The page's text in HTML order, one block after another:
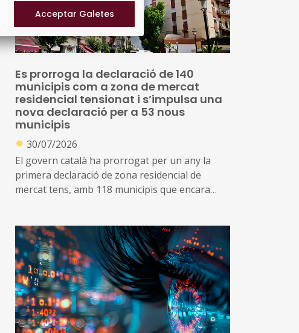
Es prorroga la declaració de 140
municipis com a zona de mercat
residencial tensionat i s’impulsa una
nova declaració per a 53 nous
municipis
● 30/07/2026
El govern català ha prorrogat per un any la
primera declaració de zona residencial de
mercat tens, amb 118 municipis que encara
A més, impulsa una nova declaració que inclou
altres 53 municipis que no es consideraven de
mercat tens, però que s’ha identificat que ara
compleixen les condicions per aplicar el topall
de preus